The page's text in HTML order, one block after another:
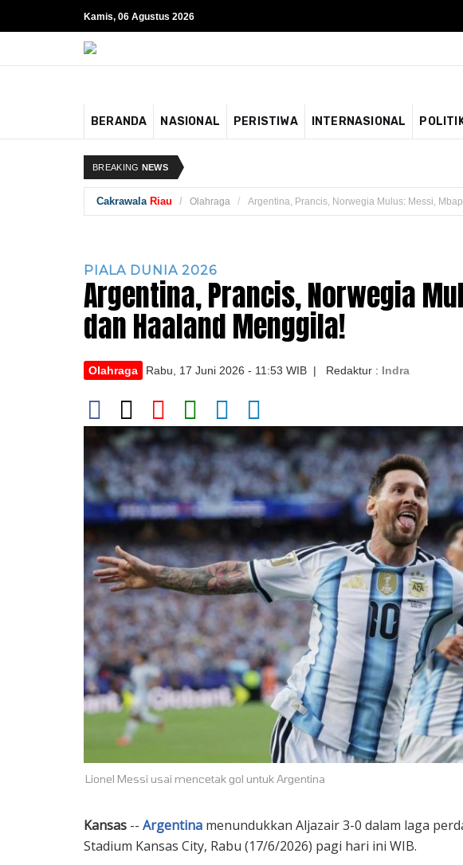
Kamis, 06 Agustus 2026
BERANDA NASIONAL PERISTIWA INTERNASIONAL
BREAKING NEWS
Cakrawala Riau Olahraga Argentina, Prancis, Norwegia Mulus: Messi,
PIALA DUNIA 2026
Argentina, Prancis, Norwegia
dan Haaland Menggila!
Olahraga Rabu, 17 Juni 2026 - 11:53 WIB | Redaktur : Indra
Lionel Messi usai mencetak gol untuk Argentina
Kansas -- Argentina menundukkan Aljazair 3-0 dalam laga
Stadium Kansas City, Rabu (17/6/2026) pagi hari ini WIB.